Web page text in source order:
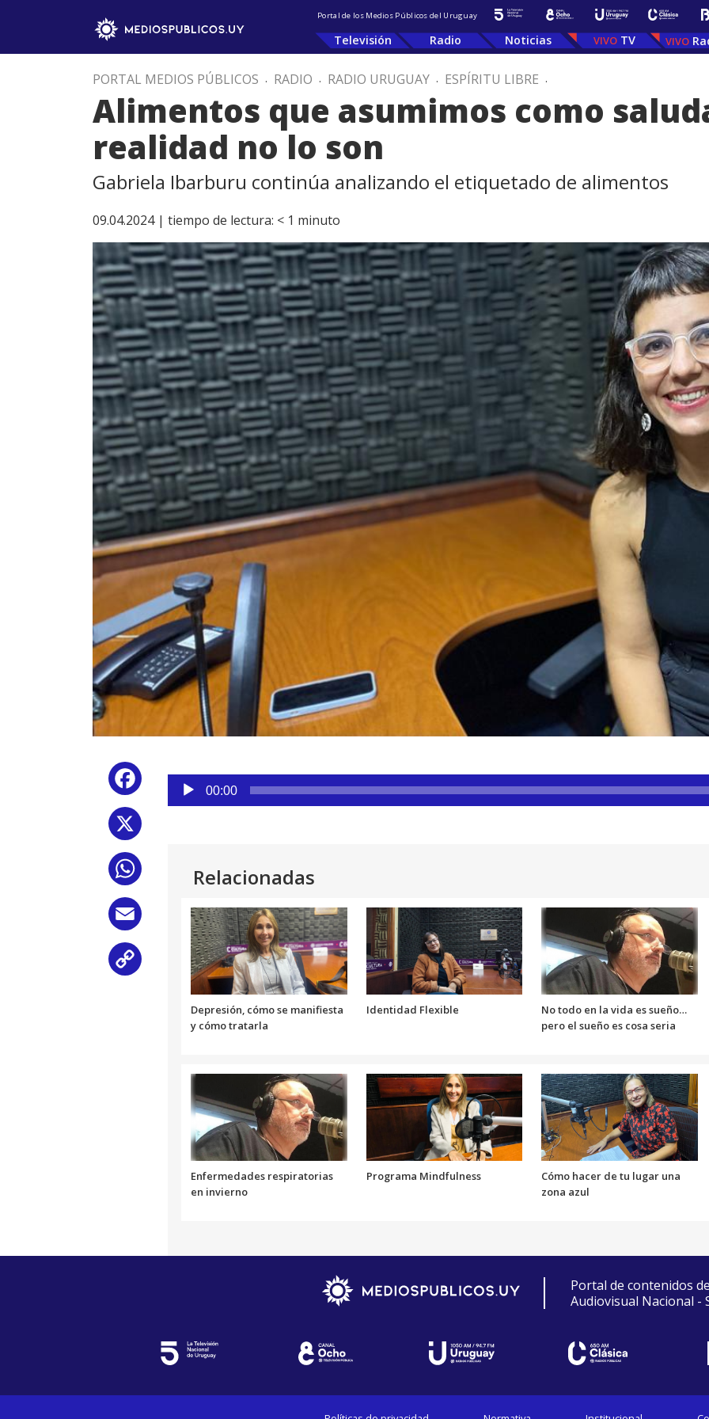
Portal de los Medios Públicos del Uruguay
Televisión Radio Noticias TV
PORTAL MEDIOS PÚBLICOS . RADIO . RADIO URUGUAY . ESPÍRITU LIBRE .
Alimentos que asumimos como
realidad no lo son
Gabriela Ibarburu continúa analizando el etiquetado de alimentos
09.04.2024 | tiempo de lectura: < 1 minuto
Facebook
WhatsApp
Reproductor
audio
00:00
Relacionadas
Depresión, cómo se manifiesta
y cómo tratarla
Identidad Flexible
No todo en la vida es sueño…
pero el sueño es cosa seria
Enfermedades respiratorias
en invierno
Programa Mindfulness
Cómo hacer de tu lugar una
zona azul
Portal de contenidos
Audiovisual Nacional -